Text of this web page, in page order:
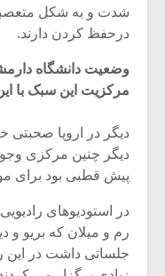
شدت و به شکل
درحفظ کردن دارند.
وضعیت دانشگاه
مرکزیت این سبک با
دیگر در اروپا
پیش قطبی بود برای
در استودیوهای
رم و میلان که بریو و
جلساتی داشت در این
متن